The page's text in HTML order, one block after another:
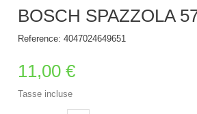
BOSCH SPAZZOLA
Reference: 4047024649651
11,00 €
Tasse incluse